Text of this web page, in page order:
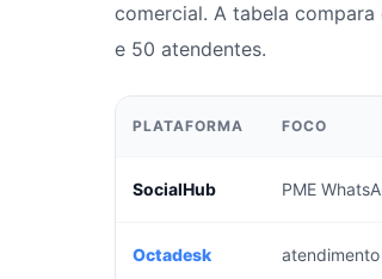
comercial. A tabela
e 50 atendentes.
PLATAFORMA FOCO
SocialHub PME
Octadesk